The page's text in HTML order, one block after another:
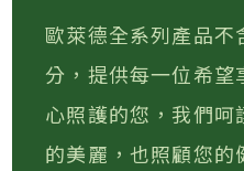
歐萊德全系列產品
分，提供每一位希望
心照護的您，我們呵
的美麗，也照顧您的